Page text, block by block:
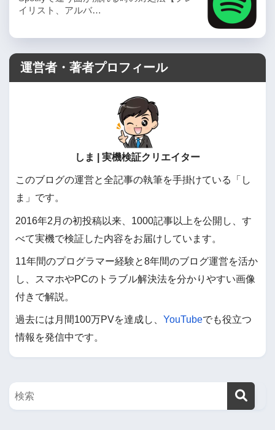
イリスト、アルバ…
運営者・著者プロフィール
しま | 実機検証クリエイター
このブログの運営と全記事の執筆を手掛けている「し
ま」です。
2016年2月の初投稿以来、1000記事以上を公開し、す
べて実機で検証した内容をお届けしています。
11年間のプログラマー経験と8年間のブログ運営を活か
し、スマホやPCのトラブル解決法を分かりやすい画像
付きで解説。
過去には月間100万PVを達成し、 YouTubeでも役立つ
情報を発信中です。